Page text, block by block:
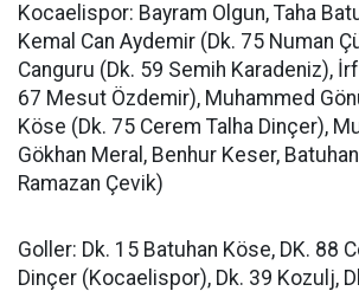
Kocaelispor: Bayram Olgun, Taha
Kemal Can Aydemir (Dk. 75 Numan
Canguru (Dk. 59 Semih Karadeniz),
67 Mesut Özdemir), Muhammed
Köse (Dk. 75 Cerem Talha Dinçer),
Gökhan Meral, Benhur Keser,
Ramazan Çevik)
Goller: Dk. 15 Batuhan Köse, DK. 88
Dinçer (Kocaelispor), Dk. 39 Kozulj,